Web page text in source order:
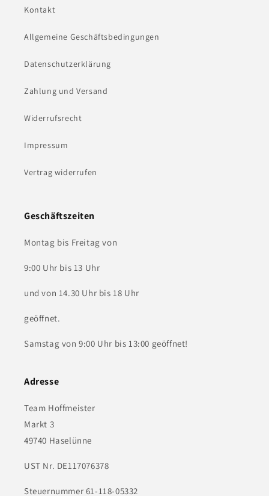
Kontakt
Allgemeine Geschäftsbedingungen
Datenschutzerklärung
Zahlung und Versand
Widerrufsrecht
Impressum
Vertrag widerrufen
Geschäftszeiten
Montag bis Freitag von
9:00 Uhr bis 13 Uhr
und von 14.30 Uhr bis 18 Uhr
geöffnet.
Samstag von 9:00 Uhr bis 13:00 geöffnet!
Adresse
Team Hoffmeister
Markt 3
49740 Haselünne
UST Nr. DE117076378
Steuernummer 61-118-05332